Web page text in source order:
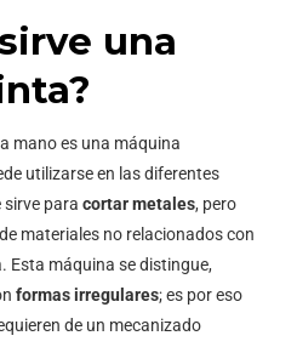
una
mano es una máquina
utilizarse en las diferentes
sirve para cortar metales, pero
materiales no relacionados con
Esta máquina se distingue,
formas irregulares; es por eso
de un mecanizado